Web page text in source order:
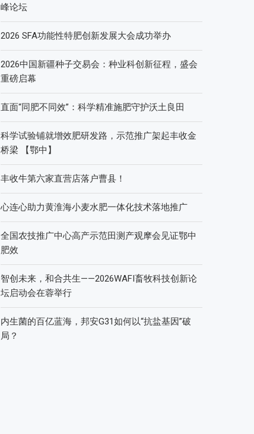
峰论坛
2026 SFA功能性特肥创新发展大会成功举办
2026中国新疆种子交易会：种业科创新征程，盛会
重磅启幕
直面“同肥不同效”：科学精准施肥守护沃土良田
科学试验铺就增效肥研发路，示范推广架起丰收金
桥梁 【鄂中】
丰收牛第六家直营店落户曹县！
心连心助力黄淮海小麦水肥一体化技术落地推广
全国农技推广中心高产示范田测产观摩会见证鄂中
肥效
智创未来，和合共生——2026WAFI畜牧科技创新论
坛启动会在蓉举行
内生菌的百亿蓝海，邦安G31如何以“抗盐基因”破
局？